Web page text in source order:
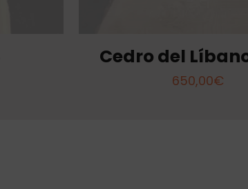
Cedro del
650,00€